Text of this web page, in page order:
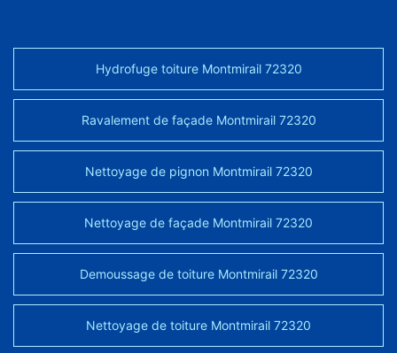
Hydrofuge toiture Montmirail 72320
Ravalement de façade Montmirail 72320
Nettoyage de pignon Montmirail 72320
Nettoyage de façade Montmirail 72320
Demoussage de toiture Montmirail 72320
Nettoyage de toiture Montmirail 72320